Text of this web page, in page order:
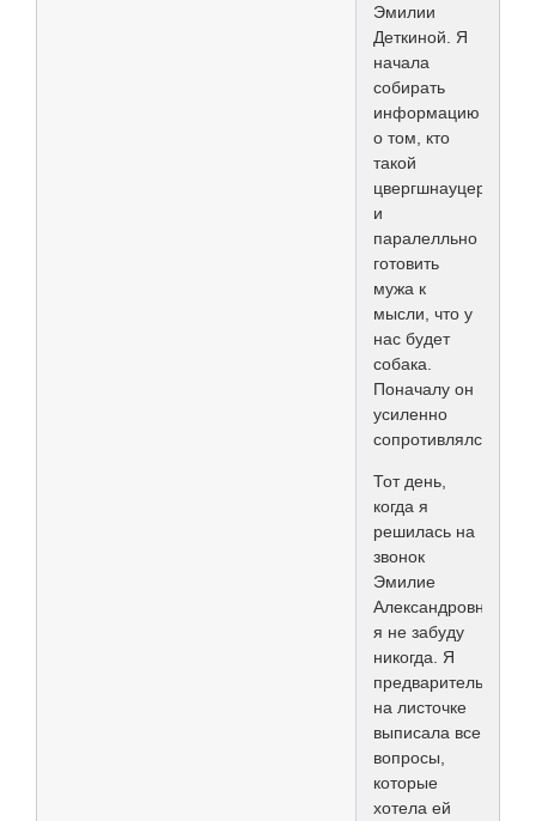
Эмилии
Деткиной. Я
начала
собирать
информацию
о том, кто
такой
цвергшнауцер,
и
паралелльно
готовить
мужа к
мысли, что у
нас будет
собака.
Поначалу он
усиленно
сопротивлялся...
Тот день,
когда я
решилась на
звонок
Эмилие
Александровне,
я не забуду
никогда. Я
предварительно
на листочке
выписала все
вопросы,
которые
хотела ей